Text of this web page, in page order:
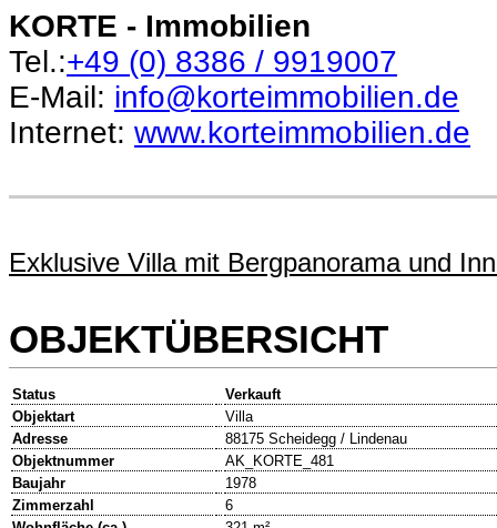
KORTE - Immobilien
Tel.:+49 (0) 8386 / 9919007
E-Mail: info@korteimmobilien.de
Internet: www.korteimmobilien.de
Exklusive Villa mit Bergpanorama und
OBJEKTÜBERSICHT
Status
Verkauft
Objektart
Villa
Adresse
88175 Scheidegg / Lindenau
Objektnummer
AK_KORTE_481
Baujahr
1978
Zimmerzahl
6